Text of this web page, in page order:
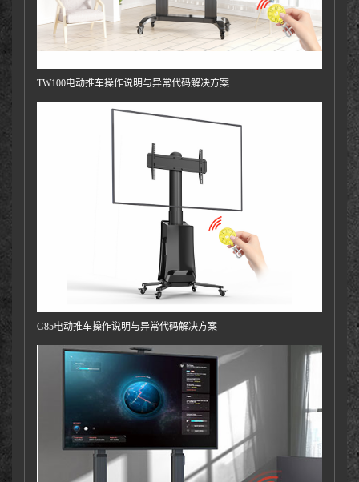
TW100电动推车操作说明与异常代码解决方案
G85电动推车操作说明与异常代码解决方案